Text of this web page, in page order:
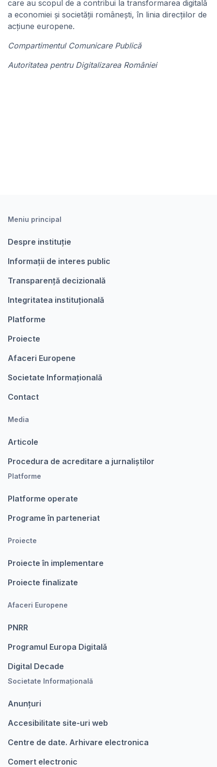
care au scopul de a contribui la transformarea digitală
a economiei și societății românești, în linia direcțiilor de
acțiune europene.
Compartimentul Comunicare Publică
Autoritatea pentru Digitalizarea României
Meniu principal
Despre instituție
Informații de interes public
Transparență decizională
Integritatea instituțională
Platforme
Proiecte
Afaceri Europene
Societate Informațională
Contact
Media
Articole
Procedura de acreditare a jurnaliștilor
Platforme
Platforme operate
Programe în parteneriat
Proiecte
Proiecte în implementare
Proiecte finalizate
Afaceri Europene
PNRR
Programul Europa Digitalǎ
Digital Decade
Societate Informațională
Anunțuri
Accesibilitate site-uri web
Centre de date. Arhivare electronica
Comert electronic